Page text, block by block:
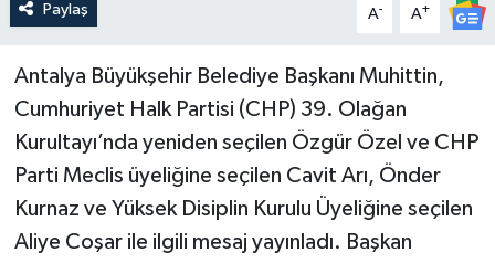
Paylaş A- A+
Antalya Büyükşehir Belediye Başkanı Muhittin,
Cumhuriyet Halk Partisi (CHP) 39. Olağan
Kurultayı’nda yeniden seçilen Özgür Özel ve CHP
Parti Meclis üyeliğine seçilen Cavit Arı, Önder
Kurnaz ve Yüksek Disiplin Kurulu Üyeliğine seçilen
Aliye Coşar ile ilgili mesaj yayınladı. Başkan
Spor